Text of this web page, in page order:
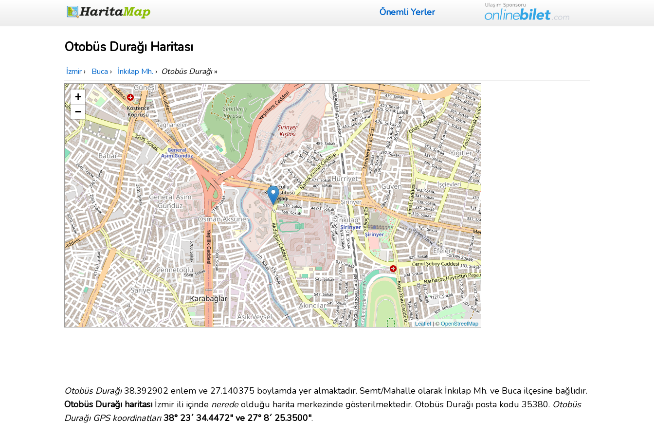
Önemli Yerler
Otobüs Durağı Haritası
İzmir › Buca › İnkılap Mh. › Otobüs Durağı»
+
−
Leaflet | ©OpenStreetMap
Otobüs Durağı38.392902 enlem ve 27.140375 boylamda yer almaktadır. Semt/Mahalle olarak İnkılap Mh. ve Buca ilçesine bağlıdır.
Otobüs Durağı haritası İzmir ili içinde neredeolduğu harita merkezinde gösterilmektedir. Otobüs Durağı posta kodu 35380. Otobüs
Durağı GPS koordinatları 38° 23´ 34.4472" ve 27° 8´ 25.3500".